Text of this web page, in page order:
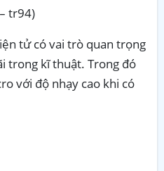
tr94)
tử có vai trò quan trọng
trong kĩ thuật. Trong đó
với độ nhạy cao khi có